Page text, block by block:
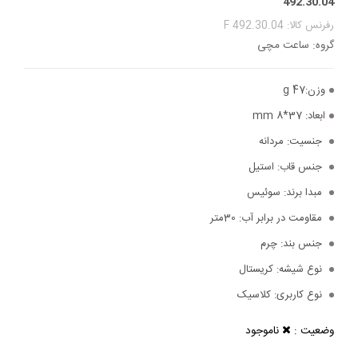
رفرنس کالا: F 492.30.04
گروه: ساعت مچی
وزن:47 g
ابعاد:
جنسیت: مردانه
جنس قاب: استیل
مبدا برند: سوئیس
مقاومت در برابر آب: 30متر
جنس بند: چرم
نوع شیشه: کریستال
نوع کاربری: کلاسیک
وضعیت : ناموجود